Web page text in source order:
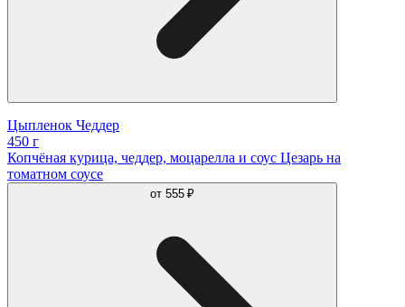
Цыпленок Чеддер
450 г
Копчёная курица, чеддер, моцарелла и соус Цезарь на
томатном соусе
от 555 ₽